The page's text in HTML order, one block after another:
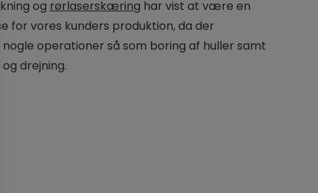
og rørlaserskæring har vist at være en
for vores kunders produktion, da der
operationer så som boring af huller samt
drejning.